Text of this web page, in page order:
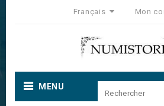
Français Mon
MENU